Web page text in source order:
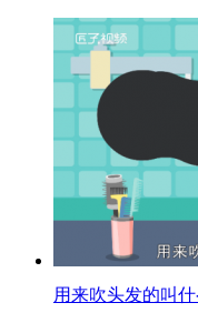
用来吹头发的叫什